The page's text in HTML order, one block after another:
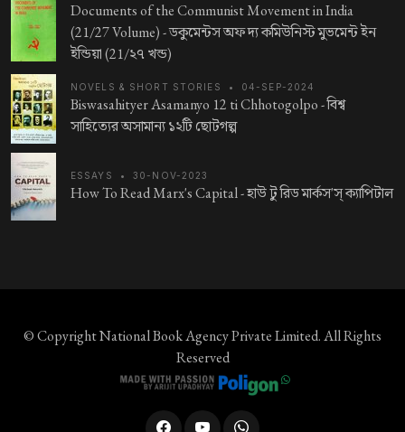
Documents of the Communist Movement in India
(21/27 Volume) -ডকুমেন্টস অফ দ্য কমিউনিস্ট মুভমেন্ট ইন
ইন্ডিয়া (21/২৭ খন্ড)
NOVELS & SHORT STORIES • 04-SEP-2024
Biswasahityer Asamanyo 12 ti Chhotogolpo -বিশ্ব
সাহিত্যের অসামান্য ১২টি ছোটগল্প
ESSAYS • 30-NOV-2023
How To Read Marx's Capital -হাউ টু রিড মার্কস'স্ ক্যাপিটাল
© CopyrightNational Book Agency Private Limited. All Rights
Reserved